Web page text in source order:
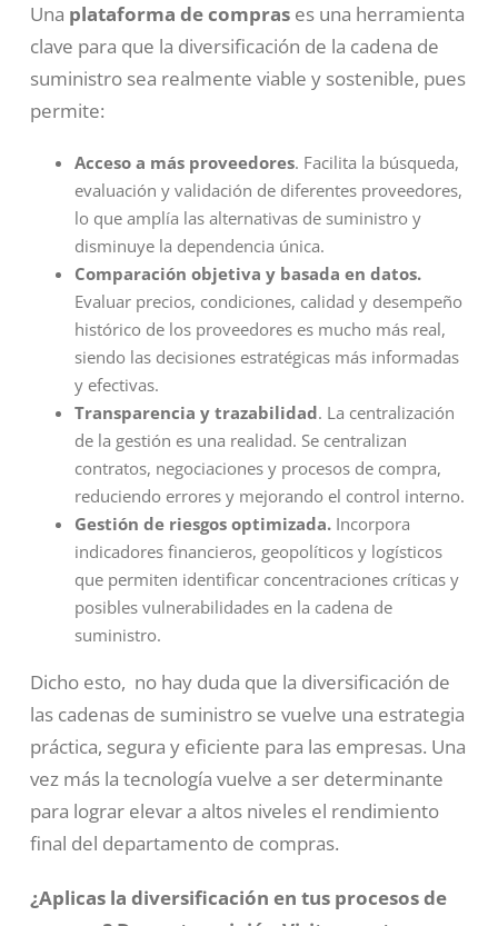
Una plataforma de comprases una herramienta
clave para que la diversificación de la cadena de
suministro sea realmente viable y sostenible, pues
permite:
Acceso a más proveedores. Facilita la búsqueda,
evaluación y validación de diferentes proveedores,
lo que amplía las alternativas de suministro y
disminuye la dependencia única.
Comparación objetiva y basada en datos.
Evaluar precios, condiciones, calidad y desempeño
histórico de los proveedores es mucho más real,
siendo las decisiones estratégicas más informadas
y efectivas.
Transparencia y trazabilidad. La centralización
de la gestión es una realidad. Se centralizan
contratos, negociaciones y procesos de compra,
reduciendo errores y mejorando el control interno.
Gestión de riesgos optimizada. Incorpora
indicadores financieros, geopolíticos y logísticos
que permiten identificar concentraciones críticas y
posibles vulnerabilidades en la cadena de
suministro.
Dicho esto, no hay duda que la diversificación de
las cadenas de suministro se vuelve una estrategia
práctica, segura y eficiente para las empresas. Una
vez más la tecnología vuelve a ser determinante
para lograr elevar a altos niveles el rendimiento
final del departamento de compras.
¿Aplicas la diversificación en tus procesos de